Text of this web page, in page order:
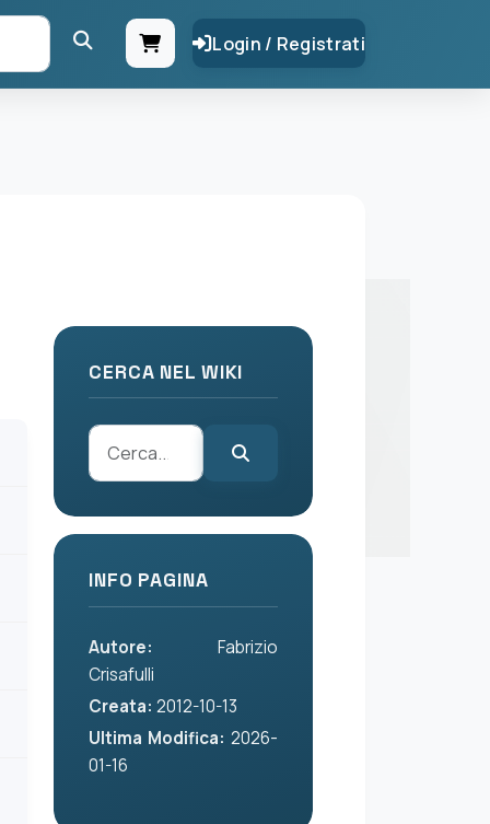
Login / Registrati
CERCA NEL WIKI
INFO PAGINA
Autore: Fabrizio
Crisafulli
Creata: 2012-10-13
Ultima Modifica: 2026-
01-16